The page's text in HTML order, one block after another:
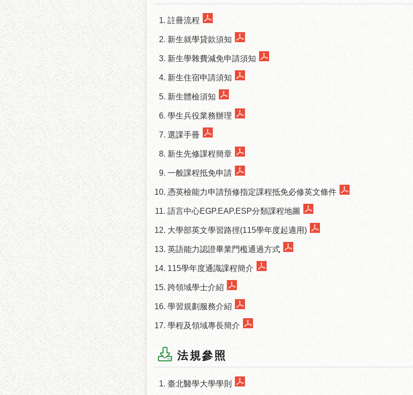
註冊流程
新生就學貸款須知
新生學雜費減免申請須知
新生住宿申請須知
新生體檢須知
學生兵役業務辦理
選課手冊
新生先修課程簡章
一般課程抵免申請
憑英檢能力申請預修指定課程抵免必修英文條件
語言中心EGP.EAP.ESP分類課程地圖
大學部英文學習路徑(115學年度起適用)
英語能力認證畢業門檻通過方式
115學年度通識課程簡介
跨領域學士介紹
學習規劃服務介紹
學程及領域專長簡介
法規參照
臺北醫學大學學則